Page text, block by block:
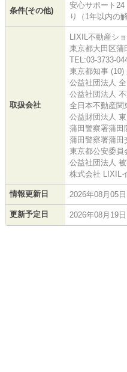
条件(その他)
安心サポート
り（1年以内の
取扱会社
LIXIL不動産シ
東京都大田区蒲
TEL:03-3733-
東京都知事 (10)
公益社団法人
公益社団法人
全日本不動産関
公益財団法人
蒲田警察署蒲田
蒲田警察署蒲田
東京都公安委員
公益社団法人
株式会社 LIXIL
情報更新日 2026年08月05日
更新予定日 2026年08月19日